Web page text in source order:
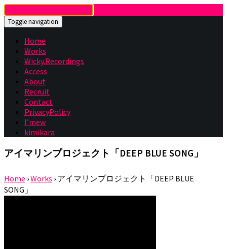
Toggle navigation
Home
Works
Wicky.Recordings
Access
About
Recruit
Contact
PrivacyPolicy
I’mew
kimikara
アイマリンプロジェクト「DEEP BLUE SONG」
Home ›Works › アイマリンプロジェクト「DEEP BLUE
SONG」